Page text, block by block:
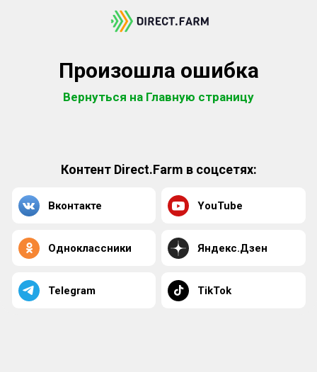
Произошла ошибка
Вернуться на Главную страницу
Контент Direct.Farm в соцсетях:
Вконтакте YouTube
Одноклассники Яндекс.Дзен
Telegram TikTok